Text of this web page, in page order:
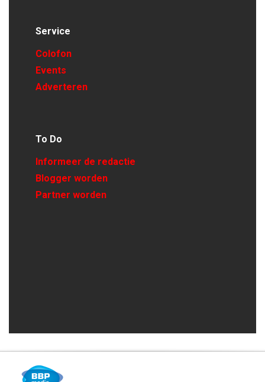
Service
Colofon
Events
Adverteren
To Do
Informeer de redactie
Blogger worden
Partner worden